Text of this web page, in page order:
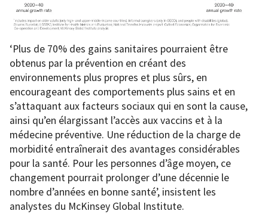
‘Plus de 70% des gains sanitaires pourraient être
obtenus par la prévention en créant des
environnements plus propres et plus sûrs, en
encourageant des comportements plus sains et en
s’attaquant aux facteurs sociaux qui en sont la cause,
ainsi qu’en élargissant l’accès aux vaccins et à la
médecine préventive. Une réduction de la charge de
morbidité entraînerait des avantages considérables
pour la santé. Pour les personnes d’âge moyen, ce
changement pourrait prolonger d’une décennie le
nombre d’années en bonne santé’, insistent les
analystes du McKinsey Global Institute.